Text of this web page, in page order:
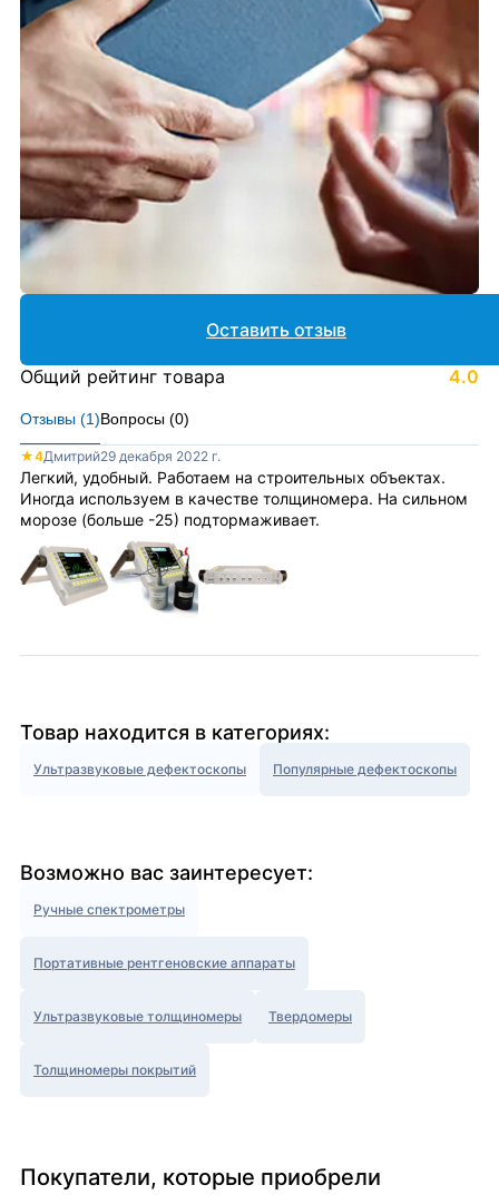
Отзывы (1)Вопросы (0)
★4Дмитрий29 декабря 2022 г.
Легкий, удобный. Работаем на строительных объектах.
Иногда используем в качестве толщиномера. На сильном
морозе (больше -25) подтормаживает.
Оставить отзыв
Общий рейтинг товара 4.0
Товар находится в категориях:
Ультразвуковые дефектоскопы Популярные дефектоскопы
Возможно вас заинтересует:
Ручные спектрометры
Портативные рентгеновские аппараты
Ультразвуковые толщиномеры Твердомеры
Толщиномеры покрытий
Покупатели, которые приобрели